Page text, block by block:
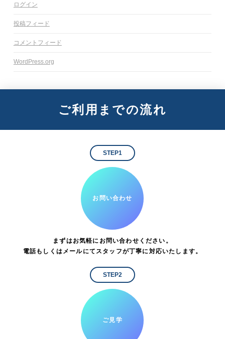
ログイン
投稿フィード
コメントフィード
WordPress.org
ご利用までの流れ
STEP1
お問い合わせ
まずはお気軽にお問い合わせください。
電話もしくはメールにてスタッフが丁寧に対応いたします。
STEP2
ご見学